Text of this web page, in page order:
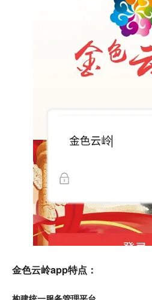
金色云岭app特点：